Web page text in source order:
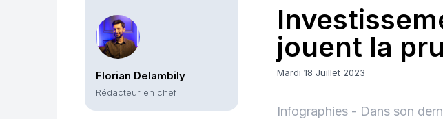
Florian Delambily
Rédacteur en chef
jouent la
Mardi 18 Juillet 2023
Infographies - Dans son